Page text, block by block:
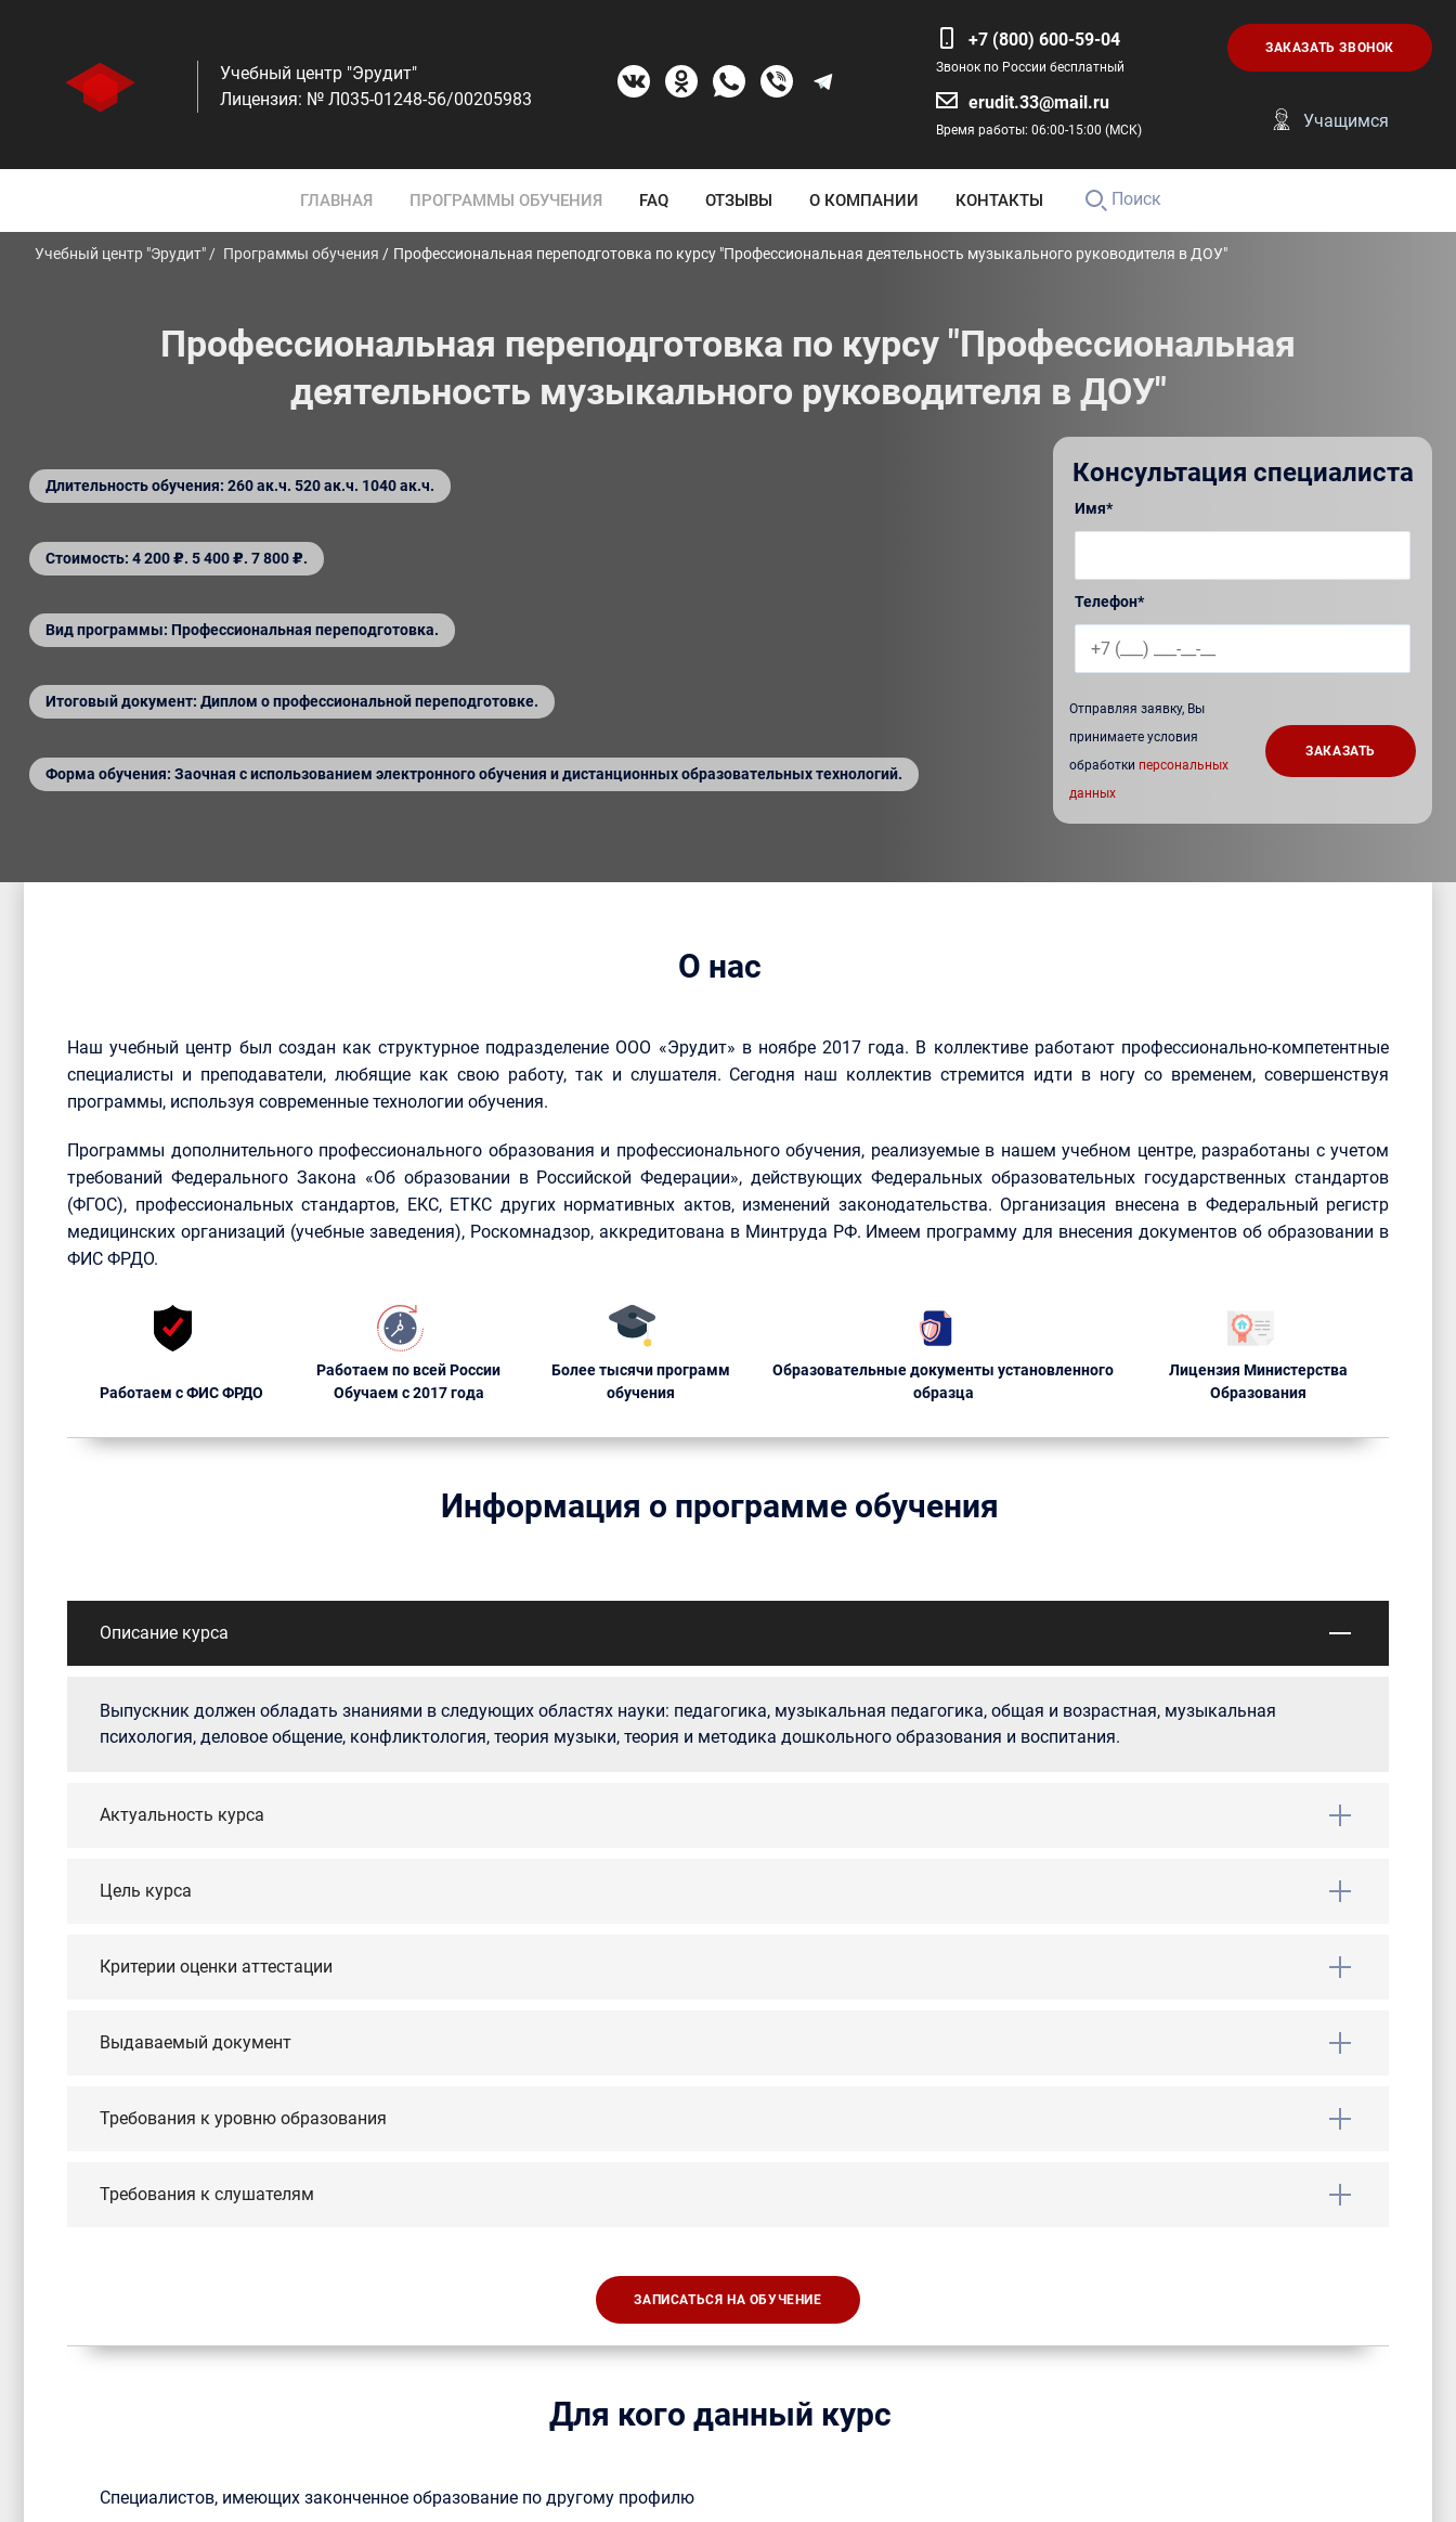
Учебный центр "Эрудит"
Лицензия: № Л035-01248-56/00205983
+7 (800) 600-59-04
Звонок по России бесплатный
erudit.33@mail.ru
Время работы: 06:00-15:00 (МСК)
ЗАКАЗАТЬ ЗВОНОК
Учащимся
ГЛАВНАЯ ПРОГРАММЫ ОБУЧЕНИЯ FAQ ОТЗЫВЫ О КОМПАНИИ КОНТАКТЫ Поиск
Учебный центр "Эрудит" Программы обучения Профессиональная переподготовка по курсу "Профессиональная деятельность музыкального руководителя в ДОУ"
Профессиональная переподготовка по курсу "Профессиональная
деятельность музыкального руководителя в ДОУ"
Длительность обучения: 260 ак.ч. 520 ак.ч. 1040 ак.ч.
Стоимость: 4 200 ₽. 5 400 ₽. 7 800 ₽.
Вид программы: Профессиональная переподготовка.
Итоговый документ: Диплом о профессиональной переподготовке.
Форма обучения: Заочная с использованием электронного обучения и дистанционных образовательных технологий.
Консультация специалиста
Имя*
Телефон*
Отправляя заявку, Вы
принимаете условия
обработки персональных
данных
О нас
Наш учебный центр был создан как структурное подразделение ООО «Эрудит» в ноябре 2017 года. В коллективе работают профессионально-компетентные
специалисты и преподаватели, любящие как свою работу, так и слушателя. Сегодня наш коллектив стремится идти в ногу со временем, совершенствуя
программы, используя современные технологии обучения.
Программы дополнительного профессионального образования и профессионального обучения, реализуемые в нашем учебном центре, разработаны с учетом
требований Федерального Закона «Об образовании в Российской Федерации», действующих Федеральных образовательных государственных стандартов
(ФГОС), профессиональных стандартов, ЕКС, ЕТКС других нормативных актов, изменений законодательства. Организация внесена в Федеральный регистр
медицинских организаций (учебные заведения), Роскомнадзор, аккредитована в Минтруда РФ. Имеем программу для внесения документов об образовании в
ФИС ФРДО.
Работаем с ФИС ФРДО
Работаем по всей России
Обучаем с 2017 года
Более тысячи программ
обучения
Образовательные документы установленного
образца
Лицензия Министерства
Образования
Информация о программе обучения
Описание курса
Выпускник должен обладать знаниями в следующих областях науки: педагогика, музыкальная педагогика, общая и возрастная, музыкальная
психология, деловое общение, конфликтология, теория музыки, теория и методика дошкольного образования и воспитания.
Актуальность курса
Цель курса
Критерии оценки аттестации
Выдаваемый документ
Требования к уровню образования
Требования к слушателям
ЗАПИСАТЬСЯ НА ОБУЧЕНИЕ
Для кого данный курс
Специалистов, имеющих законченное образование по другому профилю